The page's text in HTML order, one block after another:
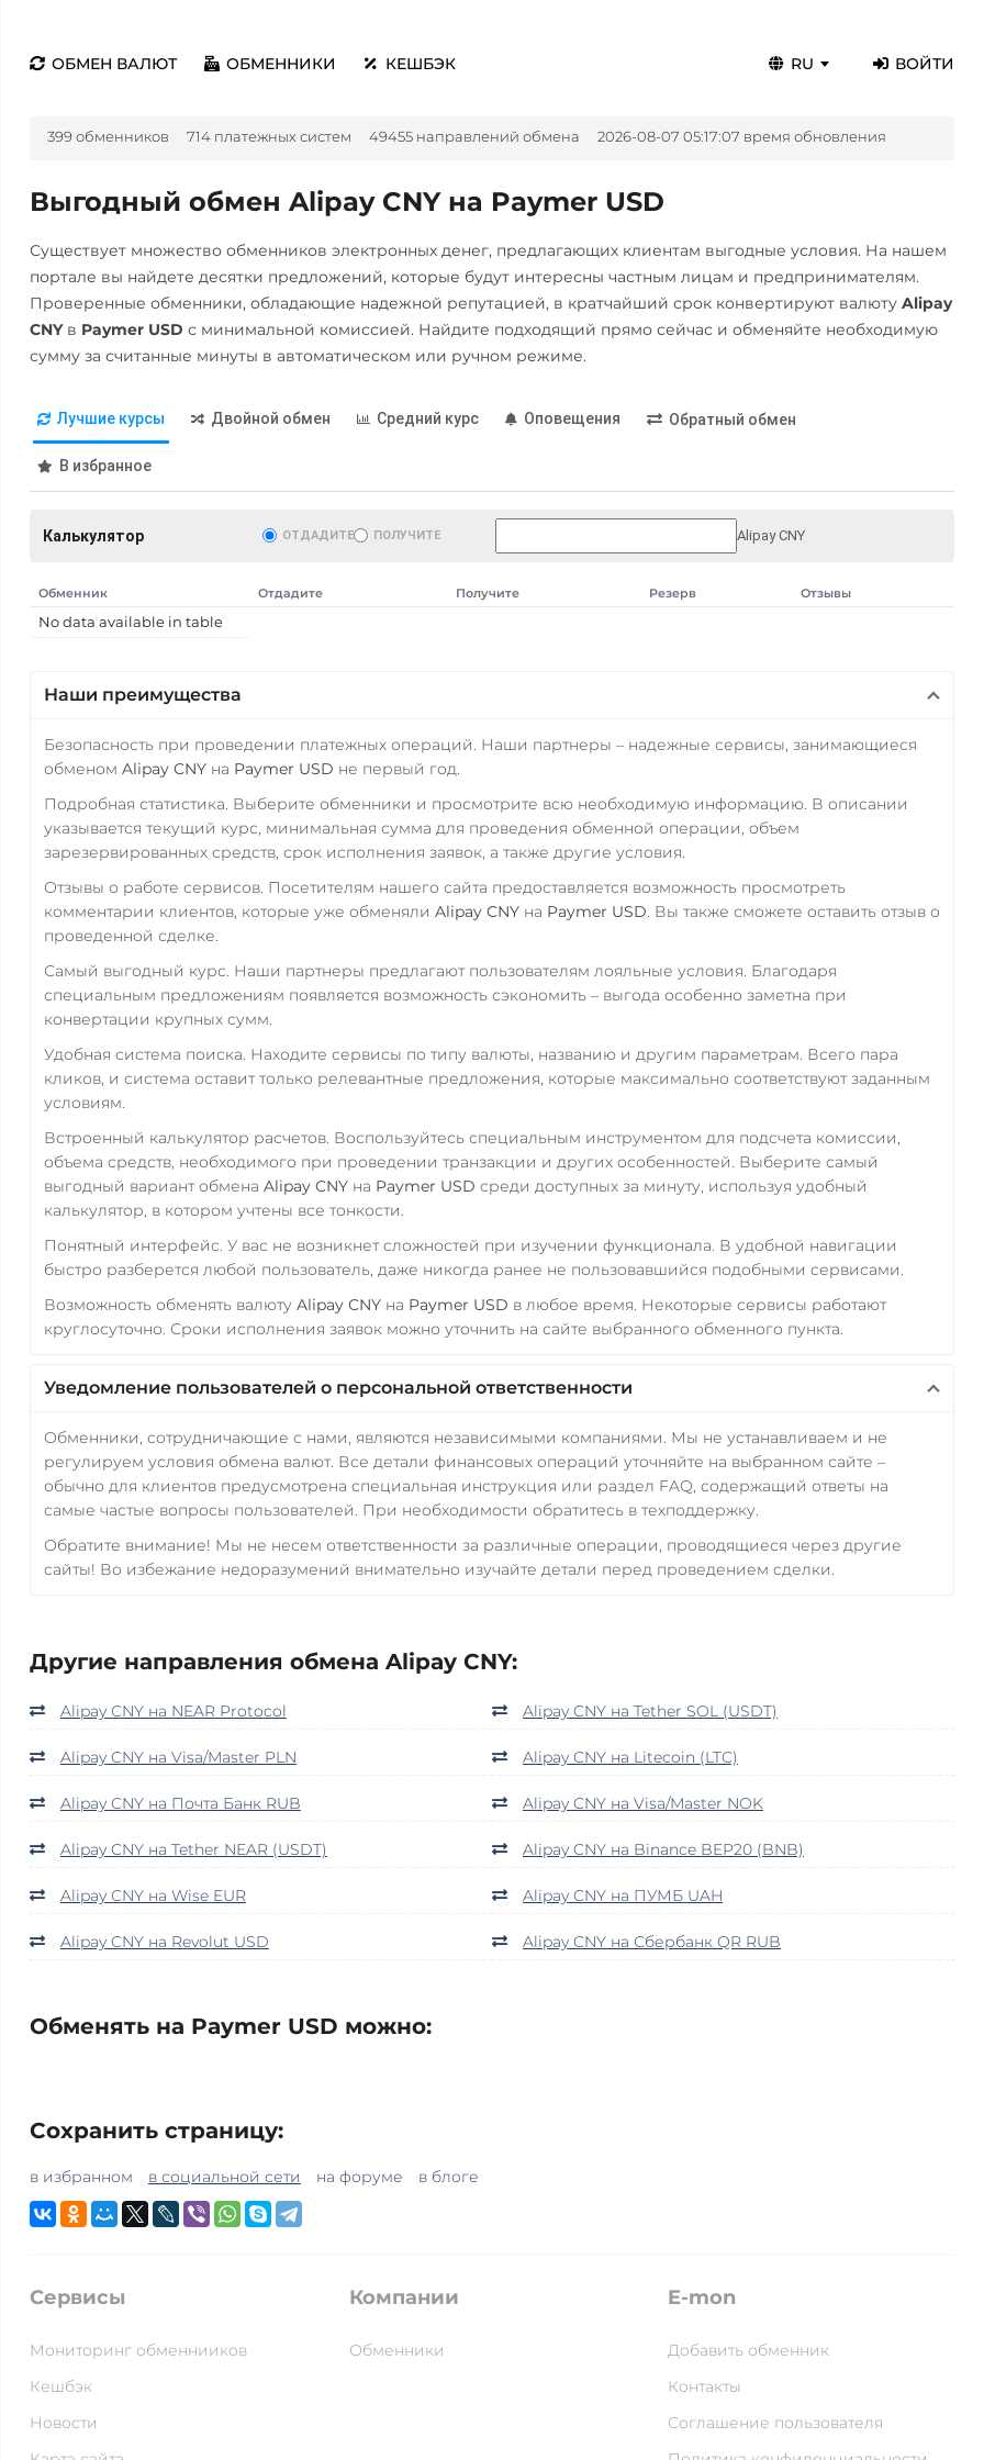
ОБМЕН ВАЛЮТ ОБМЕННИКИ КЕШБЭК RU ВОЙТИ
399 обменников 714 платежных систем 49455 направлений обмена 2026-08-07 05:17:07 время обновления
Выгодный обмен Alipay CNY на Paymer USD
Существует множество обменников электронных денег, предлагающих клиентам выгодные условия. На нашем
портале вы найдете десятки предложений, которые будут интересны частным лицам и предпринимателям.
Проверенные обменники, обладающие надежной репутацией, в кратчайший срок конвертируют валюту Alipay
CNYв Paymer USD с минимальной комиссией. Найдите подходящий прямо сейчас и обменяйте необходимую
сумму за считанные минуты в автоматическом или ручном режиме.
Лучшие курсы Двойной обмен Средний курс Оповещения Обратный обмен
В избранное
Калькулятор ОТДАДИТЕ ПОЛУЧИТЕ Alipay CNY
Обменник Отдадите Получите Резерв Отзывы
No data available in table
Наши преимущества
Безопасность при проведении платежных операций. Наши партнеры – надежные сервисы, занимающиеся
обменом Alipay CNYна Paymer USD не первый год.
Подробная статистика. Выберите обменники и просмотрите всю необходимую информацию. В описании
указывается текущий курс, минимальная сумма для проведения обменной операции, объем
зарезервированных средств, срок исполнения заявок, а также другие условия.
Отзывы о работе сервисов. Посетителям нашего сайта предоставляется возможность просмотреть
комментарии клиентов, которые уже обменяли Alipay CNYна Paymer USD. Вы также сможете оставить отзыв о
проведенной сделке.
Самый выгодный курс. Наши партнеры предлагают пользователям лояльные условия. Благодаря
специальным предложениям появляется возможность сэкономить – выгода особенно заметна при
конвертации крупных сумм.
Удобная система поиска. Находите сервисы по типу валюты, названию и другим параметрам. Всего пара
кликов, и система оставит только релевантные предложения, которые максимально соответствуют заданным
условиям.
Встроенный калькулятор расчетов. Воспользуйтесь специальным инструментом для подсчета комиссии,
объема средств, необходимого при проведении транзакции и других особенностей. Выберите самый
выгодный вариант обмена Alipay CNYна Paymer USD среди доступных за минуту, используя удобный
калькулятор, в котором учтены все тонкости.
Понятный интерфейс. У вас не возникнет сложностей при изучении функционала. В удобной навигации
быстро разберется любой пользователь, даже никогда ранее не пользовавшийся подобными сервисами.
Возможность обменять валюту Alipay CNYна Paymer USD в любое время. Некоторые сервисы работают
круглосуточно. Сроки исполнения заявок можно уточнить на сайте выбранного обменного пункта.
Уведомление пользователей о персональной ответственности
Обменники, сотрудничающие с нами, являются независимыми компаниями. Мы не устанавливаем и не
регулируем условия обмена валют. Все детали финансовых операций уточняйте на выбранном сайте –
обычно для клиентов предусмотрена специальная инструкция или раздел FAQ, содержащий ответы на
самые частые вопросы пользователей. При необходимости обратитесь в техподдержку.
Обратите внимание! Мы не несем ответственности за различные операции, проводящиеся через другие
сайты! Во избежание недоразумений внимательно изучайте детали перед проведением сделки.
Другие направления обмена Alipay CNY:
Alipay CNY на NEAR Protocol Alipay CNY на Tether SOL (USDT)
Alipay CNY на Visa/Master PLN Alipay CNY на Litecoin (LTC)
Alipay CNY на Почта Банк RUB Alipay CNY на Visa/Master NOK
Alipay CNY на Tether NEAR (USDT) Alipay CNY на Binance BEP20 (BNB)
Alipay CNY на Wise EUR Alipay CNY на ПУМБ UAH
Alipay CNY на Revolut USD Alipay CNY на Сбербанк QR RUB
Обменять на Paymer USD можно:
Сохранить страницу:
в избранном в социальной сети на форуме в блоге
Сервисы
Мониторинг обменнииков
Кешбэк
Новости
Компании
Обменники
E-mon
Добавить обменник
Контакты
Соглашение пользователя